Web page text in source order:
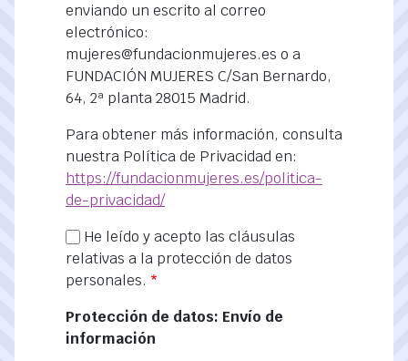
enviando un escrito al correo
electrónico:
mujeres@fundacionmujeres.es o a
FUNDACIÓN MUJERES C/San Bernardo,
64, 2ª planta 28015 Madrid.
Para obtener más información, consulta
nuestra Política de Privacidad en:
https://fundacionmujeres.es/politica-
de-privacidad/
He leído y acepto las cláusulas
relativas a la protección de datos
personales.
Protección de datos: Envío de
información